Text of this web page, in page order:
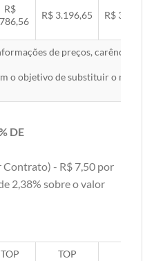
R$
R$ 3.196,65 R$ 3.294,10
de preços, carências,
o objetivo de substituir o material
DE
Contrato) - R$ 7,50 por
2,38% sobre o valor
TOP
TOP